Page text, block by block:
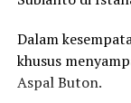
Dalam
khusus
Aspal Buton.